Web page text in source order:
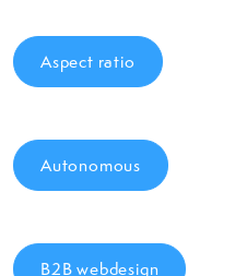
Aspect ratio
Autonomous
B2B webdesign